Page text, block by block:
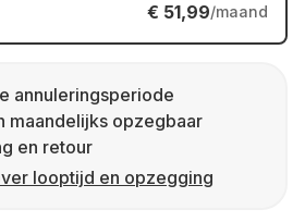
€ 51,99/maand
annuleringsperiode
maandelijks opzegbaar
en retour
looptijd en opzegging